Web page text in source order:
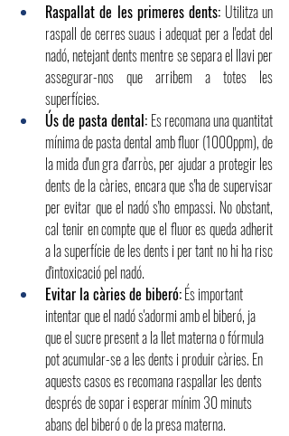
Raspallat de les primeres dents: Utilitza un
raspall de cerres suaus i adequat per a l'edat del
nadó, netejant dents mentre se separa el llavi per
assegurar-nos que arribem a totes les
superfícies.
Ús de pasta dental: Es recomana una quantitat
mínima de pasta dental amb fluor (1000ppm), de
la mida d'un gra d'arròs, per ajudar a protegir les
dents de la càries, encara que s'ha de supervisar
per evitar que el nadó s'ho empassi. No obstant,
cal tenir en compte que el fluor es queda adherit
a la superfície de les dents i per tant no hi ha risc
d'intoxicació pel nadó.
Evitar la càries de biberó:És important
intentar que el nadó s'adormi amb el biberó, ja
que el sucre present a la llet materna o fórmula
pot acumular-se a les dents i produir càries. En
aquests casos es recomana raspallar les dents
després de sopar i esperar mínim 30 minuts
abans del biberó o de la presa materna.